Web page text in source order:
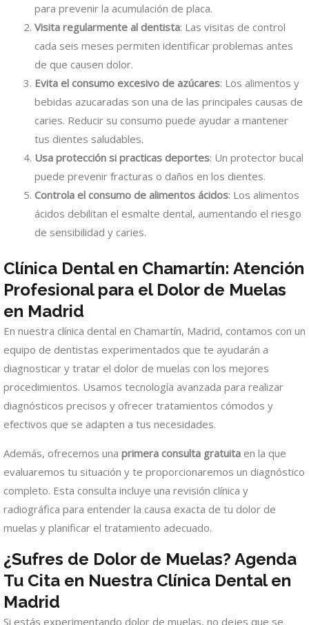
para prevenir la acumulación de placa.
Visita regularmente al dentista: Las visitas de control
cada seis meses permiten identificar problemas antes
de que causen dolor.
Evita el consumo excesivo de azúcares: Los alimentos y
bebidas azucaradas son una de las principales causas de
caries. Reducir su consumo puede ayudar a mantener
tus dientes saludables.
Usa protección si practicas deportes: Un protector bucal
puede prevenir fracturas o daños en los dientes.
Controla el consumo de alimentos ácidos: Los alimentos
ácidos debilitan el esmalte dental, aumentando el riesgo
de sensibilidad y caries.
Clínica Dental en Chamartín: Atención
Profesional para el Dolor de Muelas
en Madrid
En nuestra clínica dental en Chamartín, Madrid, contamos con un
equipo de dentistas experimentados que te ayudarán a
diagnosticar y tratar el dolor de muelas con los mejores
procedimientos. Usamos tecnología avanzada para realizar
diagnósticos precisos y ofrecer tratamientos cómodos y
efectivos que se adapten a tus necesidades.
Además, ofrecemos una primera consulta gratuita en la que
evaluaremos tu situación y te proporcionaremos un diagnóstico
completo. Esta consulta incluye una revisión clínica y
radiográfica para entender la causa exacta de tu dolor de
muelas y planificar el tratamiento adecuado.
¿Sufres de Dolor de Muelas? Agenda
Tu Cita en Nuestra Clínica Dental en
Madrid
Si estás experimentando dolor de muelas, no dejes que se